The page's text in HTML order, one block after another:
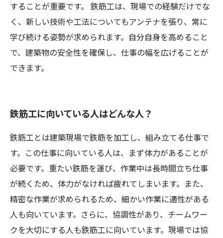
することが重要です。 鉄筋工は、現場での経験だけでな
く、新しい技術や工法についてもアンテナを張り、常に
学び続ける姿勢が求められます。自分自身を高めること
で、建築物の安全性を確保し、仕事の幅を広げることが
できます。
鉄筋工に向いている人はどんな人？
鉄筋工とは建築現場で鉄筋を加工し、組み立てる仕事で
す。この仕事に向いている人は、まず体力があることが
必要です。重たい鉄筋を運び、作業中は長時間立ち仕事
が続くため、体力がなければ疲れてしまいます。また、
精密な作業が求められるため、細かい作業に適性がある
人も向いています。さらに、協調性があり、チームワー
クを大切にする人も鉄筋工に向いています。現場では協